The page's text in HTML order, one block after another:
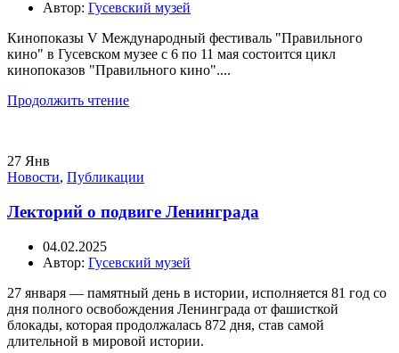
Автор: Гусевский музей
Кинопоказы V Международный фестиваль "Правильного
кино" в Гусевском музее с 6 по 11 мая состоится цикл
кинопоказов "Правильного кино"....
Продолжить чтение
27 Янв
Новости, Публикации
Лекторий о подвиге Ленинграда
04.02.2025
Автор: Гусевский музей
27 января — памятный день в истории, исполняется 81 год со
дня полного освобождения Ленинграда от фашисткой
блокады, которая продолжалась 872 дня, став самой
длительной в мировой истории.